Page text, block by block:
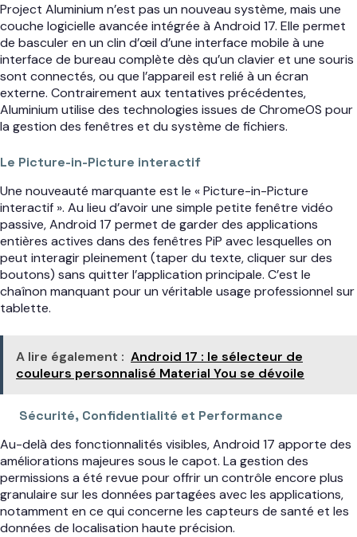
Project Aluminium n’est pas un nouveau système, mais une
couche logicielle avancée intégrée à Android 17. Elle permet
de basculer en un clin d’œil d’une interface mobile à une
interface de bureau complète dès qu’un clavier et une souris
sont connectés, ou que l’appareil est relié à un écran
externe. Contrairement aux tentatives précédentes,
Aluminium utilise des technologies issues de ChromeOS pour
la gestion des fenêtres et du système de fichiers.
Le Picture-in-Picture interactif
Une nouveauté marquante est le « Picture-in-Picture
interactif ». Au lieu d’avoir une simple petite fenêtre vidéo
passive, Android 17 permet de garder des applications
entières actives dans des fenêtres PiP avec lesquelles on
peut interagir pleinement (taper du texte, cliquer sur des
boutons) sans quitter l’application principale. C’est le
chaînon manquant pour un véritable usage professionnel sur
tablette.
A lire également : Android 17 : le sélecteur de
couleurs personnalisé Material You se dévoile
Sécurité, Confidentialité et Performance
Au-delà des fonctionnalités visibles, Android 17 apporte des
améliorations majeures sous le capot. La gestion des
permissions a été revue pour offrir un contrôle encore plus
granulaire sur les données partagées avec les applications,
notamment en ce qui concerne les capteurs de santé et les
données de localisation haute précision.